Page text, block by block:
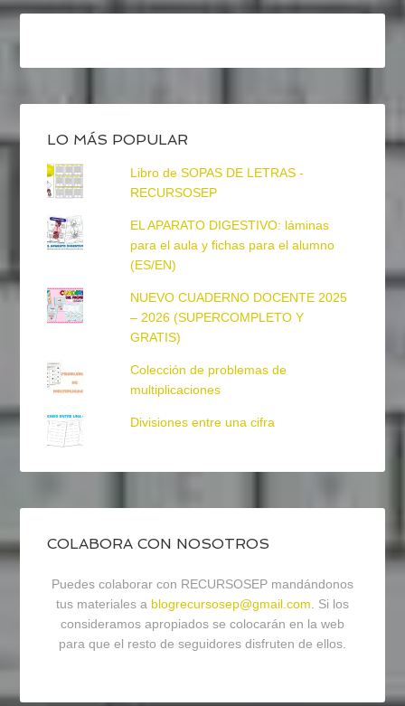
LO MÁS POPULAR
Libro de SOPAS DE LETRAS -
RECURSOSEP
EL APARATO DIGESTIVO: láminas
para el aula y fichas para el alumno
(ES/EN)
NUEVO CUADERNO DOCENTE 2025
– 2026 (SUPERCOMPLETO Y
GRATIS)
Colección de problemas de
multiplicaciones
Divisiones entre una cifra
COLABORA CON NOSOTROS
Puedes colaborar con RECURSOSEP mandándonos
tus materiales a blogrecursosep@gmail.com. Si los
consideramos apropiados se colocarán en la web
para que el resto de seguidores disfruten de ellos.